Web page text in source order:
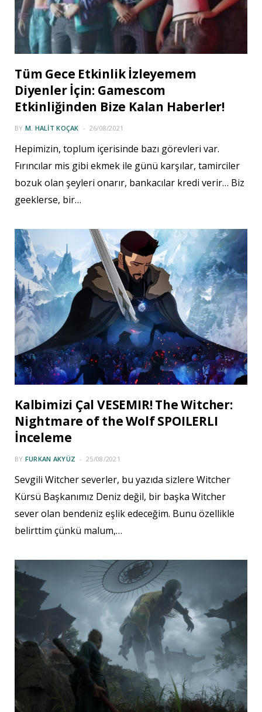
Tüm Gece Etkinlik İzleyemem
Diyenler İçin: Gamescom
Etkinliğinden Bize Kalan Haberler!
BY M. HALIT KOÇAK 26/08/2021
Hepimizin, toplum içerisinde bazı görevleri var.
Fırıncılar mis gibi ekmek ile günü karşılar, tamirciler
bozuk olan şeyleri onarır, bankacılar kredi verir… Biz
geeklerse, bir…
Kalbimizi Çal VESEMIR! The Witcher:
Nightmare of the Wolf SPOILERLI
İnceleme
BY FURKAN AKYÜZ 25/08/2021
Sevgili Witcher severler, bu yazıda sizlere Witcher
Kürsü Başkanımız Deniz değil, bir başka Witcher
sever olan bendeniz eşlik edeceğim. Bunu özellikle
belirttim çünkü malum,…